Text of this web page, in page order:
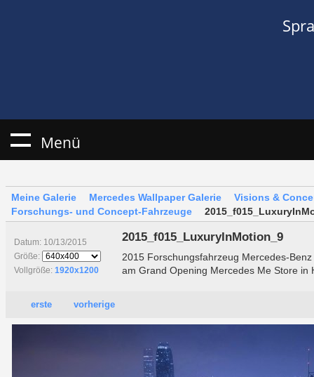
Menü
Meine Galerie Mercedes Wallpaper Galerie
Visions &
Forschungs- und Concept-Fahrzeuge
Datum: 10/13/2015
Größe:
Vollgröße: 1920x1200
2015_f015_LuxuryInMotion_9
2015 Forschungsfahrzeug Mercedes-
am Grand Opening Mercedes Me Store in
erste vorherige